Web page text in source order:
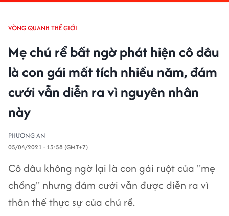
VÒNG QUANH THẾ GIỚI
Mẹ chú rể bất ngờ phát hiện cô dâu
là con gái mất tích nhiều năm, đám
cưới vẫn diễn ra vì nguyên nhân
này
PHƯƠNG AN
05/04/2021 - 13:58 (GMT+7)
Cô dâu không ngờ lại là con gái ruột của "mẹ
chồng" nhưng đám cưới vẫn được diễn ra vì
thân thế thực sự của chú rể.